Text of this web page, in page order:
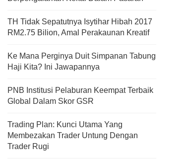
TH Tidak Sepatutnya Isytihar Hibah 2017
RM2.75 Bilion, Amal Perakaunan Kreatif
Ke Mana Perginya Duit Simpanan Tabung
Haji Kita? Ini Jawapannya
PNB Institusi Pelaburan Keempat Terbaik
Global Dalam Skor GSR
Trading Plan: Kunci Utama Yang
Membezakan Trader Untung Dengan
Trader Rugi
Apa Itu Fundamental Analysis
Yang Selalu Sifu Saham Sebut